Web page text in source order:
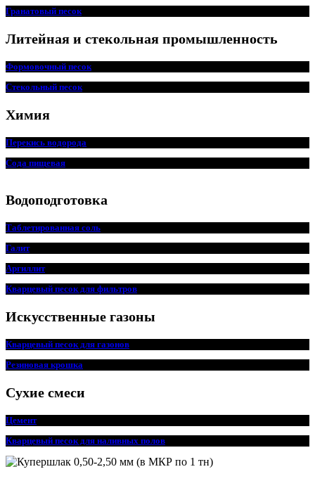
Гранатовый песок
Литейная и стекольная промышленность
Формовочный песок
Стекольный песок
Химия
Перекись водорода
Сода пищевая
Водоподготовка
Таблетированная соль
Галит
Аргиллит
Кварцевый песок для фильтров
Искусственные газоны
Кварцевый песок для газонов
Резиновая крошка
Сухие смеси
Цемент
Кварцевый песок для наливных полов